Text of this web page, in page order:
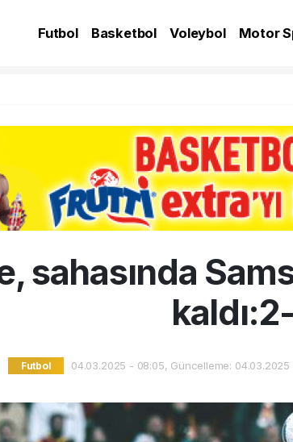
Futbol Basketbol Voleybol Motor
sahasında
Futbol 04.03.2025 - 08:05, Güncelleme: 04.03.2025